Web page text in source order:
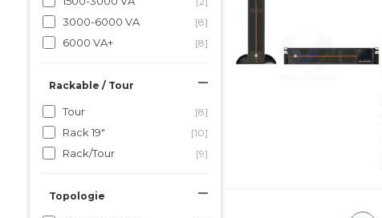
3000-6000 VA [8]
6000 VA+ [8]
Rackable / Tour
Tour [8]
Rack 19" [10]
Rack/Tour [9]
Topologie